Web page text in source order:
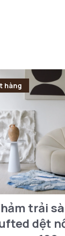
hàng
trải
dệt